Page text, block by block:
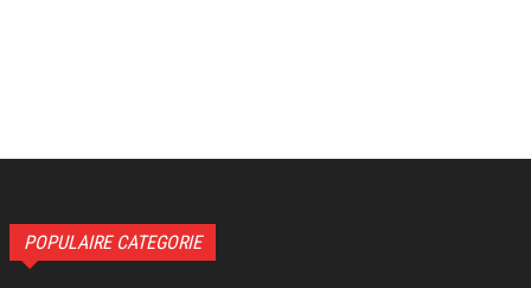
POPULAIRE CATEGORIE